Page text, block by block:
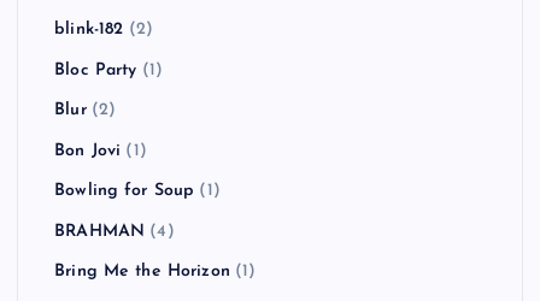
blink-182 (2)
Bloc Party (1)
Blur(2)
Bon Jovi (1)
Bowling for Soup (1)
BRAHMAN (4)
Bring Me the Horizon (1)